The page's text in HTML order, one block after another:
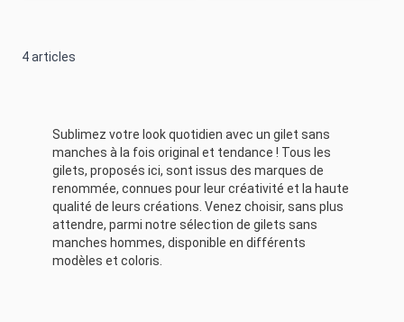
4articles
Sublimez votre look quotidien avec un gilet sans
manches à la fois original et tendance ! Tous les
gilets, proposés ici, sont issus des marques de
renommée, connues pour leur créativité et la haute
qualité de leurs créations. Venez choisir, sans plus
attendre, parmi notre sélection de gilets sans
manches hommes, disponible en différents
modèles et coloris.